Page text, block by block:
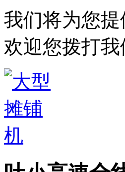
我们将为您
欢迎您拨打